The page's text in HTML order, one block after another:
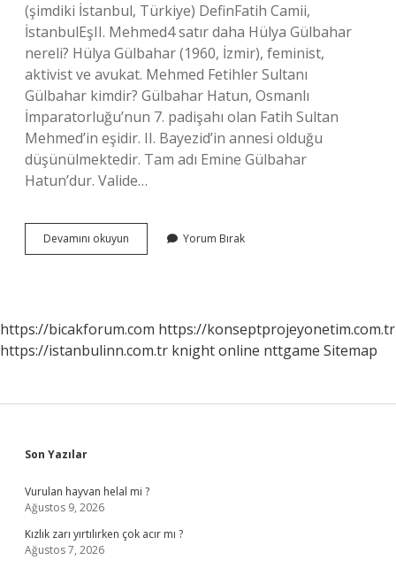
(şimdiki İstanbul, Türkiye) DefinFatih Camii,
İstanbulEşII. Mehmed4 satır daha Hülya Gülbahar
nereli? Hülya Gülbahar (1960, İzmir), feminist,
aktivist ve avukat. Mehmed Fetihler Sultanı
Gülbahar kimdir? Gülbahar Hatun, Osmanlı
İmparatorluğu’nun 7. padişahı olan Fatih Sultan
Mehmed’in eşidir. II. Bayezid’in annesi olduğu
düşünülmektedir. Tam adı Emine Gülbahar
Hatun’dur. Valide…
Devamını okuyun Gülbahar
Nerelidir
Yorum Bırak
https://bicakforum.com https://konseptprojeyonetim.com.tr
https://istanbulinn.com.tr knight online nttgame Sitemap
Sidebar
Son Yazılar
Vurulan hayvan helal mi ?
Ağustos 9, 2026
Kızlık zarı yırtılırken çok acır mı ?
Ağustos 7, 2026